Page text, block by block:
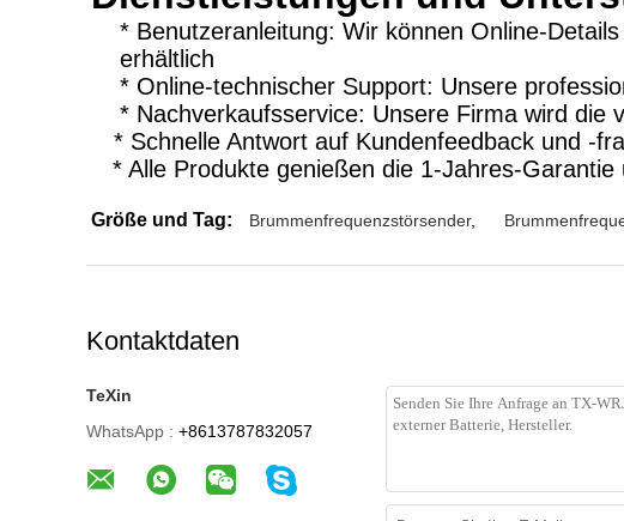
* Benutzeranleitung: Wir können Online-
erhältlich
* Online-technischer Support: Unsere
* Nachverkaufsservice: Unsere Firma wird die
* Schnelle Antwort auf Kundenfeedback und -
* Alle Produkte genießen die 1-Jahres-
Größe und Tag: Brummenfrequenzstörsender,
Kontaktdaten
TeXin
WhatsApp : +8613787832057